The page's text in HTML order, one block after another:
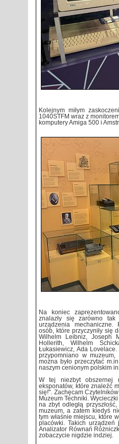
Kolejnym miłym
1040STFM wraz z
komputery Amiga 500 i
Na koniec
znalazły się zarówno
urządzenia mechaniczne.
osób, które przyczyniły się
Wilhelm Leibniz, Joseph
Hollerith, Wilhelm
Łukasiewicz, Ada
przypomniano w
można było przeczytać
naszym cenionym polskim
W tej niezbyt obszernej
eksponatów, które znaleźć
się!". Zachęcam
Muzeum Techniki.
na zbyt odległą
muzeum, a zatem kiedyś
tym właśnie miejscu, które
placówki. Takich urządzeń
Analizator Równań
zobaczycie nigdzie indziej.